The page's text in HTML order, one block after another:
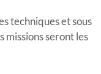
techniques et sous
missions seront les